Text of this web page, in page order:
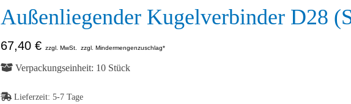
Außenliegender Kugelverbinder D28
67,40 € zzgl. MwSt. zzgl. Mindermengenzuschlag*
Verpackungseinheit: 10 Stück
Lieferzeit: 5-7 Tage